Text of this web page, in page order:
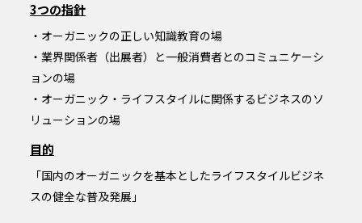
3つの指針
・オーガニックの正しい知識教育の場
・業界関係者（出展者）と一般消費者とのコミュニケーシ
ョンの場
・オーガニック・ライフスタイルに関係するビジネスのソ
リューションの場
目的
「国内のオーガニックを基本としたライフスタイルビジネ
スの健全な普及発展」